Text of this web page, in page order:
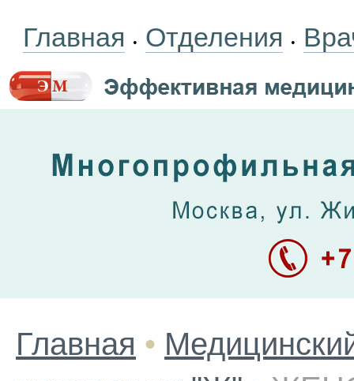
Главная • Отделения •
Главная •